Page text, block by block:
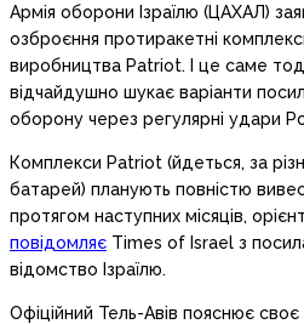
Армія оборони Ізраїлю (ЦАХАЛ)
озброєння протиракетні
виробництва Patriot. І це саме
відчайдушно шукає варіанти
оборону через регулярні удари
Комплекси Patriot (йдеться, за
батарей) планують повністю
протягом наступних місяців,
повідомляє Times of Israel з
відомство Ізраїлю.
Офіційний Тель-Авів пояснює